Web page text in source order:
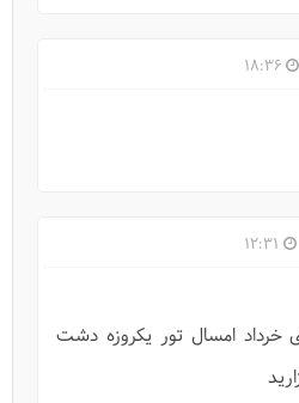
18:36
12:31
خرداد امسال تور یکروزه دشت